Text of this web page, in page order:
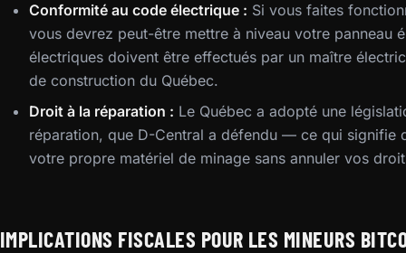
Conformité au code électrique : Si vous faites
vous devrez peut-être mettre à niveau votre panneau
électriques doivent être effectués par un maître
de construction du Québec.
Droit à la réparation : Le Québec a adopté une
réparation, que D-Central a défendu — ce qui signifie
votre propre matériel de minage sans annuler vos
IMPLICATIONS FISCALES POUR LES MINEURS